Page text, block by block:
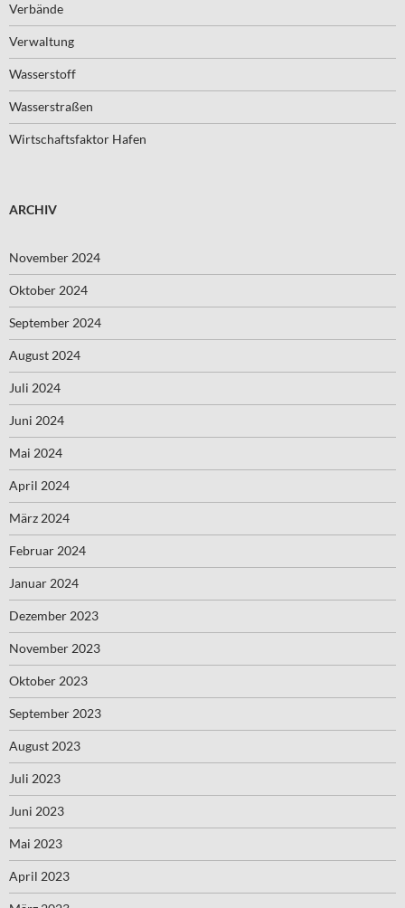
Verbände
Verwaltung
Wasserstoff
Wasserstraßen
Wirtschaftsfaktor Hafen
ARCHIV
November 2024
Oktober 2024
September 2024
August 2024
Juli 2024
Juni 2024
Mai 2024
April 2024
März 2024
Februar 2024
Januar 2024
Dezember 2023
November 2023
Oktober 2023
September 2023
August 2023
Juli 2023
Juni 2023
Mai 2023
April 2023